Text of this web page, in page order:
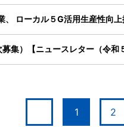
集）【ニュースレター（令和
1 2